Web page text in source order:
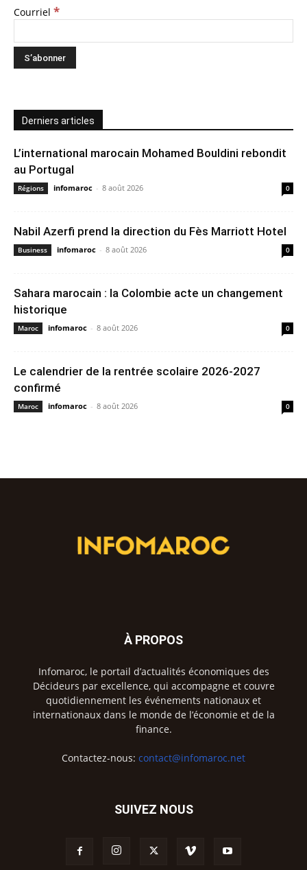
Courriel *
Derniers articles
L’international marocain Mohamed Bouldini rebondit
au Portugal
Régions infomaroc - 8 août 2026 0
Nabil Azerfi prend la direction du Fès Marriott Hotel
Business infomaroc - 8 août 2026 0
Sahara marocain : la Colombie acte un changement
historique
Maroc infomaroc - 8 août 2026 0
Le calendrier de la rentrée scolaire 2026-2027
confirmé
Maroc infomaroc - 8 août 2026 0
À PROPOS
Infomaroc, le portail d’actualités économiques des
Décideurs par excellence, qui accompagne et couvre
quotidiennement les événements nationaux et
internationaux dans le monde de l’économie et de la
finance.
Contactez-nous: contact@infomaroc.net
SUIVEZ NOUS